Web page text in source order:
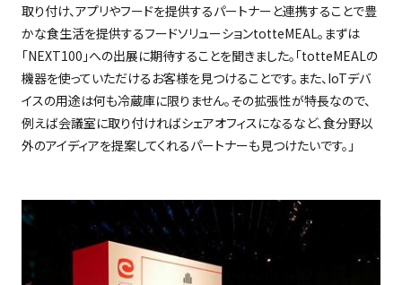
取り付け、アプリやフードを提供するパートナーと連携することで豊
かな食生活を提供するフードソリューションtotteMEAL。まずは
「NEXT100 」への出展に期待することを聞きました。「totteMEALの
機器を使っていただけるお客様を見つけることです。また、 IoTデバ
イスの用途は何も冷蔵庫に限りません。その拡張性が特長なので、
例えば会議室に取り付ければシェアオフィスになるなど、食分野以
外のアイディアを提案してくれるパートナーも見つけたいです。」